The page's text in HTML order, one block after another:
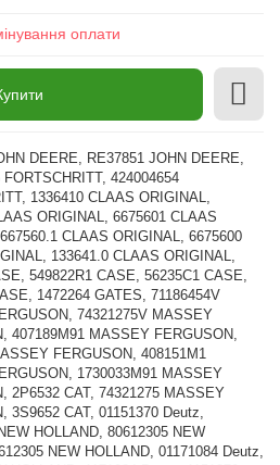
оплати
DEERE, RE37851 JOHN DEERE,
FORTSCHRITT, 424004654
1336410 CLAAS ORIGINAL,
ORIGINAL, 6675601 CLAAS
CLAAS ORIGINAL, 6675600
133641.0 CLAAS ORIGINAL,
549822R1 CASE, 56235C1 CASE,
1472264 GATES, 71186454V
74321275V MASSEY
407189M91 MASSEY FERGUSON,
FERGUSON, 408151M1
1730033M91 MASSEY
2P6532 CAT, 74321275 MASSEY
3S9652 CAT, 01151370 Deutz,
HOLLAND, 80612305 NEW
NEW HOLLAND, 01171084 Deutz,